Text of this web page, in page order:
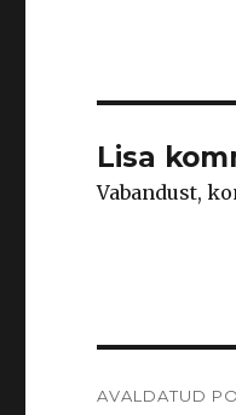
Lisa
Vabandust,
AVALDATUD